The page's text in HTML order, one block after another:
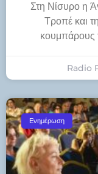
Στη Νίσυρο η
Τροπέ και
κουμπάρους
Radio
Ενημέρωση